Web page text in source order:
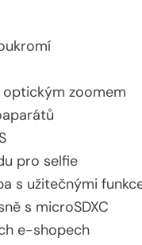
zoomem
pro selfie
s užitečnými
s microSDXC
e-shopech